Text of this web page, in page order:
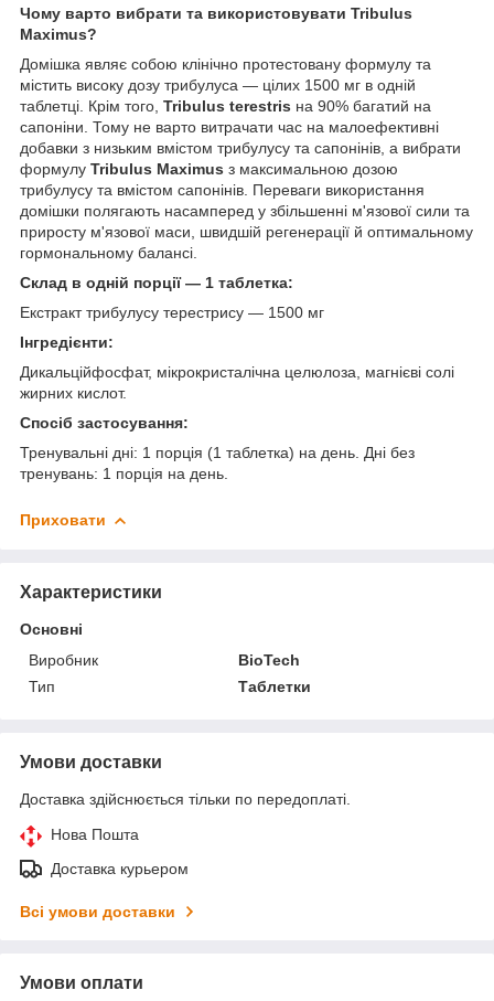
Чому варто вибрати та використовувати Tribulus
Maximus?
Домішка являє собою клінічно протестовану формулу та
містить високу дозу трибулуса — цілих 1500 мг в одній
таблетці. Крім того, Tribulus terestris на 90% багатий на
сапоніни. Тому не варто витрачати час на малоефективні
добавки з низьким вмістом трибулусу та сапонінів, а вибрати
формулу Tribulus Maximus з максимальною дозою
трибулусу та вмістом сапонінів. Переваги використання
домішки полягають насамперед у збільшенні м'язової сили та
приросту м'язової маси, швидшій регенерації й оптимальному
гормональному балансі.
Склад в одній порції — 1 таблетка:
Екстракт трибулусу терестрису — 1500 мг
Інгредієнти:
Дикальційфосфат, мікрокристалічна целюлоза, магнієві солі
жирних кислот.
Спосіб застосування:
Тренувальні дні: 1 порція (1 таблетка) на день. Дні без
тренувань: 1 порція на день.
Приховати
Характеристики
Основні
Виробник
BioTech
Тип
Таблетки
Умови доставки
Доставка здійснюється тільки по передоплаті.
Нова Пошта
Доставка курьером
Всі умови доставки
Умови оплати